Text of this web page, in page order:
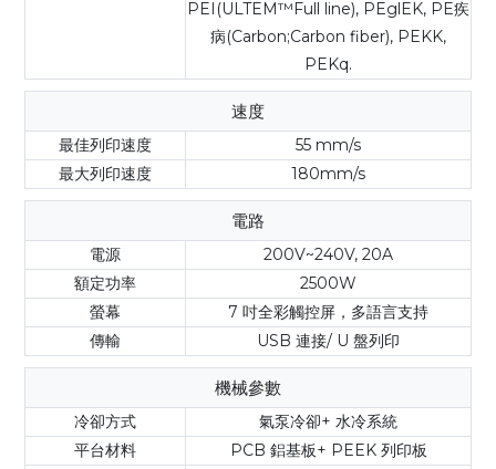
PEI(ULTEM™Full line), PEglEK, PE疾
病(Carbon;Carbon fiber), PEKK,
PEKq.
速度
最佳列印速度
55 mm/s
最大列印速度
180mm/s
電路
電源
200V~240V, 20A
額定功率
2500W
螢幕
7 吋全彩觸控屏，多語言支持
傳輸
USB 連接/ U 盤列印
機械參數
冷卻方式
氣泵冷卻+ 水冷系統
平台材料
PCB 鋁基板+ PEEK 列印板